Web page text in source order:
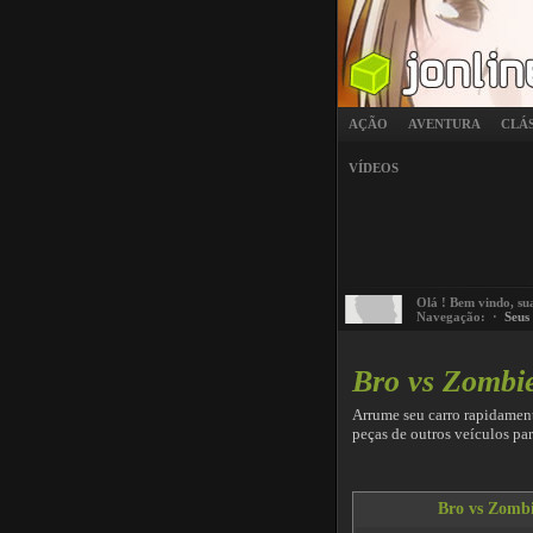
AÇÃO AVENTURA
VÍDEOS
Olá ! Bem vindo,
Navegação: ·
Bro vs
Arrume seu carro
peças de outros veículos
Bro vs